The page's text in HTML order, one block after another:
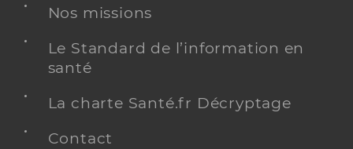
Nos missions
Le Standard de l’information en
santé
La charte Santé.fr Décryptage
Contact